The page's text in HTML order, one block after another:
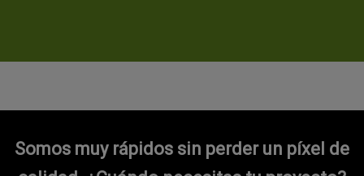
Somos muy rápidos sin perder un píxel de